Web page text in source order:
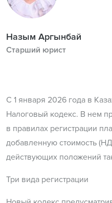
Назым Аргынбай
Старший юрист
С 1 января 2026 года в
Налоговый кодекс. В нем
в правилах регистрации
добавленную стоимость
действующих положений
Три вида регистрации